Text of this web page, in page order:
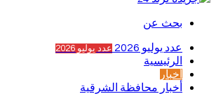
بحث عن
عدد يوليو 2026 عدد يوليو 2026
الرئيسية
أخبار
أخبار محافظة الشرقية